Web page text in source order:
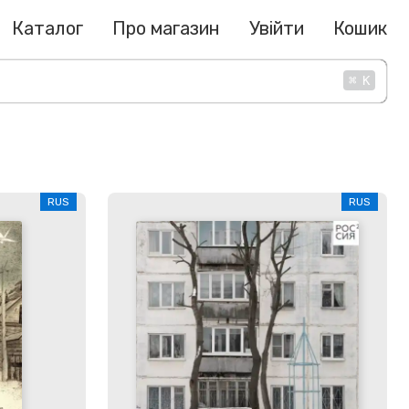
Каталог Про магазин Увійти Кошик
⌘ K
RUS RUS